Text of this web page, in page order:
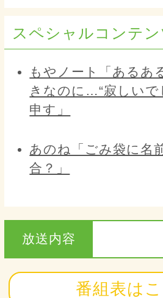
スペシャルコンテン
もやノート「あるあ
きなのに…“寂しいで
申す」
あのね「ごみ袋に名
合？」
放送内容
番組表は